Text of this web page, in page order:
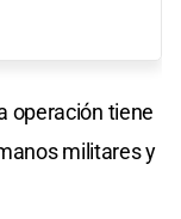
operación tiene
militares y